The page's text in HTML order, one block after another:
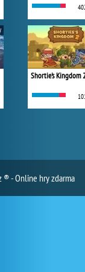
Shortie's Kingdom
- Online hry zdarma